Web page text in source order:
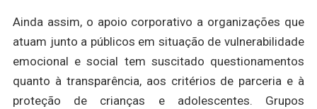
Ainda assim, o apoio corporativo a organizações que
atuam junto a públicos em situação de vulnerabilidade
emocional e social tem suscitado questionamentos
quanto à transparência, aos critérios de parceria e à
proteção de crianças e adolescentes. Grupos